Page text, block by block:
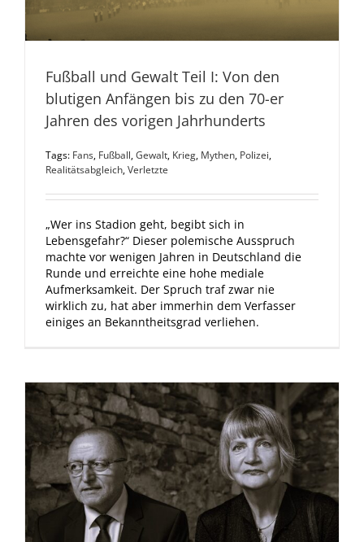
Fußball und Gewalt Teil I: Von den
blutigen Anfängen bis zu den 70-er
Jahren des vorigen Jahrhunderts
Tags: Fans, Fußball,Gewalt, Krieg, Mythen, Polizei,
Realitätsabgleich,Verletzte
„Wer ins Stadion geht, begibt sich in
Lebensgefahr?“ Dieser polemische Ausspruch
machte vor wenigen Jahren in Deutschland die
Runde und erreichte eine hohe mediale
Aufmerksamkeit. Der Spruch traf zwar nie
wirklich zu, hat aber immerhin dem Verfasser
einiges an Bekanntheitsgrad verliehen.